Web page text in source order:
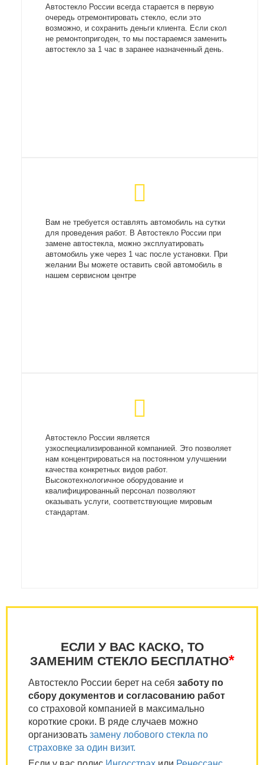
Автостекло России всегда старается в первую
очередь отремонтировать стекло, если это
возможно, и сохранить деньги клиента. Если скол
не ремонтопригоден, то мы постараемся заменить
автостекло за 1 час в заранее назначенный день.
Вам не требуется оставлять автомобиль на сутки
для проведения работ. В Автостекло России при
замене автостекла, можно эксплуатировать
автомобиль уже через 1 час после установки. При
желании Вы можете оставить свой автомобиль в
нашем сервисном центре
Автостекло России является
узкоспециализированной компанией. Это позволяет
нам концентрироваться на постоянном улучшении
качества конкретных видов работ.
Высокотехнологичное оборудование и
квалифицированный персонал позволяют
оказывать услуги, соответствующие мировым
стандартам.
ЕСЛИ У ВАС КАСКО, ТО
ЗАМЕНИМ СТЕКЛО БЕСПЛАТНО*
Автостекло России берет на себя заботу по
сбору документов и согласованию работ
со страховой компанией в максимально
короткие сроки. В ряде случаев можно
организовать замену лобового стекла по
страховке за один визит.